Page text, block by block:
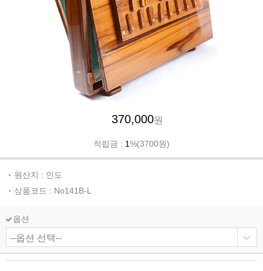
370,000원
적립금 : 1%(3700원)
원산지 : 인도
상품코드 : No141B-L
옵션